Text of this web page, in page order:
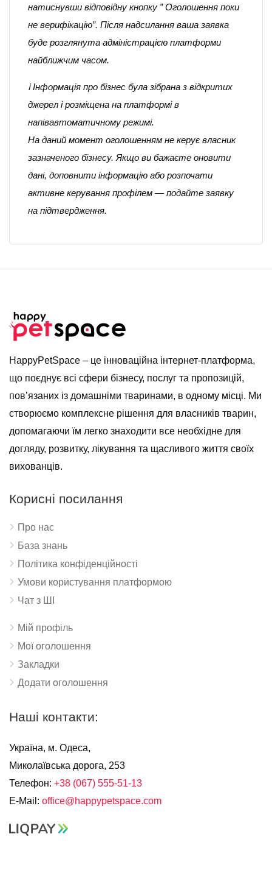
натиснувши відповідну кнопку ” Оголошення поки
не верифікацію”. Після надсилання ваша заявка
буде розглянута адміністрацією платформи
найближчим часом.
ℹ️ Інформація про бізнес була зібрана з відкритих
джерел і розміщена на платформі в
напівавтоматичному режимі.
На даний момент оголошенням не керує власник
зазначеного бізнесу. Якщо ви бажаєте оновити
дані, доповнити інформацію або розпочати
активне керування профілем — подайте заявку
на підтвердження.
HappyPetSpace – це інноваційна інтернет-платформа,
що поєднує всі сфери бізнесу, послуг та пропозицій,
пов’язаних із домашніми тваринами, в одному місці. Ми
створюємо комплексне рішення для власників тварин,
допомагаючи їм легко знаходити все необхідне для
догляду, розвитку, лікування та щасливого життя своїх
вихованців.
Корисні посилання
Про нас
База знань
Політика конфіденційності
Умови користування платформою
Чат з ШІ
Мій профіль
Мої оголошення
Закладки
Додати оголошення
Наші контакти:
Україна, м. Одеса,
Миколаївська дорога, 253
Телефон: +38 (067) 555-51-13
E-Mail: office@happypetspace.com